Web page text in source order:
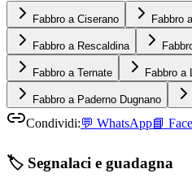
Fabbro a Ciserano Fabbro
Fabbro a Rescaldina
Fabbro a Ternate Fabbro a
Fabbro a Paderno Dugnano
Condividi:💬 WhatsApp📘
🏷️ Segnalaci e guadagna